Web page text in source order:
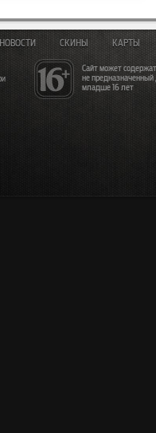
Сайт может
не
младше 16 лет
НОВОСТИ СКИНЫ КАРТЫ